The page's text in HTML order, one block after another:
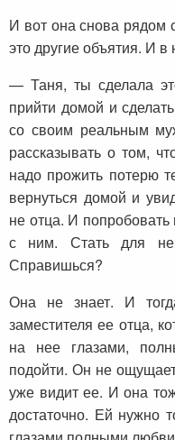
И вот она снова рядом
это другие объятия. И в
— Таня, ты сделала
прийти домой и
со своим реальным
рассказывать о том,
надо прожить потерю
вернуться домой и
не отца. И
с ним. Стать для
Справишься?
Она не знает. И
заместителя ее отца,
на нее глазами,
подойти. Он не
уже видит ее. И она
достаточно. Ей нужно